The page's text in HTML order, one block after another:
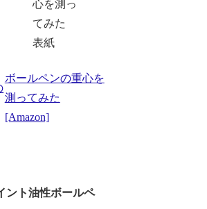
ボールペンの重心を
測ってみた
[Amazon]
ント油性ボールペ